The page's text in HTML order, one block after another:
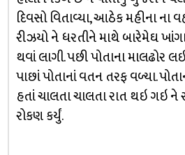
દિવસો વિતાવ્યા, આઠેક મહીના ના
રીઝયો ને ધરતીને માથે બારેમેઘ
થવાં લાગી. પછી પોતાના માલઢોર
પાછાં પોતાનાં વતન તરફ વળ્યા.
હતાં ચાલતા ચાલતા રાત થઇ ગઇ ને
રોકણ કર્યું.